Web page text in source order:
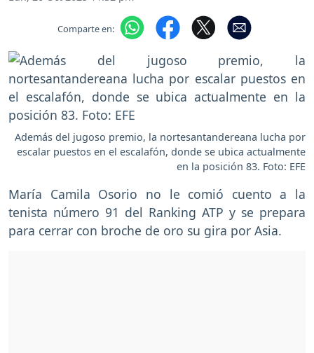
Comparte en:
Además del jugoso premio, la nortesantandereana lucha por
escalar puestos en el escalafón, donde se ubica actualmente
en la posición 83. Foto: EFE
María Camila Osorio no le comió cuento a la
tenista número 91 del Ranking ATP y se prepara
para cerrar con broche de oro su gira por Asia.